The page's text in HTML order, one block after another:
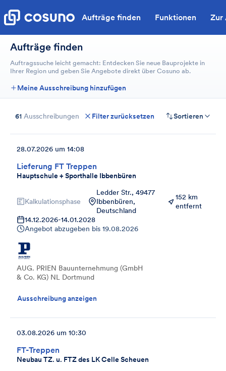
Aufträge finden Funktionen Zur
Aufträge finden
Auftragssuche leicht gemacht: Entdecken Sie neue Bauprojekte in
Ihrer Region und geben Sie Angebote direkt über Cosuno ab.
Meine Ausschreibung hinzufügen
61 Ausschreibungen Filter zurücksetzen Sortieren
Lieferung FT Treppen
Hauptschule + Sporthalle Ibbenbüren
28.07.2026 um 14:08
Kalkulationsphase
Ledder Str., 49477
Ibbenbüren,
Deutschland
152 km
entfernt
14.12.2026-14.01.2028
Angebot abzugeben bis 19.08.2026
AUG. PRIEN Bauunternehmung (GmbH
& Co. KG) NL Dortmund
Ausschreibung anzeigen
FT-Treppen
Neubau TZ. u. FTZ des LK Celle Scheuen
03.08.2026 um 10:30